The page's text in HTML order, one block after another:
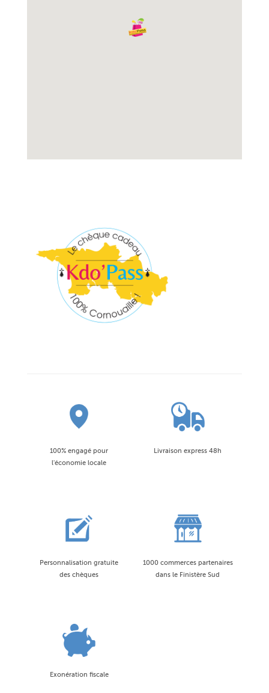
100% engagé pour
l'économie locale
Livraison express 48h
Personnalisation gratuite
des chèques
1000 commerces partenaires
dans le Finistère Sud
Exonération fiscale